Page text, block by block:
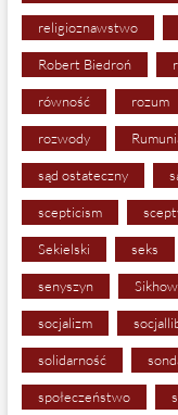
religioznawstwo
Robert Biedroń
równość rozum
rozwody
sąd ostateczny
scepticism
Sekielski seks
senyszyn
socjalizm
solidarność
społeczeństwo